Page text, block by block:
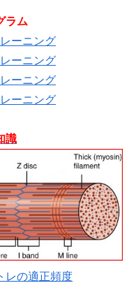
ラム
ーニング
ーニング
ーニング
ーニング
識
レの適正頻度